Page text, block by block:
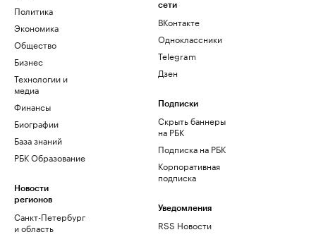
Политика
Экономика
Общество
Бизнес
Технологии и
медиа
Финансы
Биографии
База знаний
РБК Образование
Новости
регионов
Санкт-Петербург
и область
сети
ВКонтакте
Одноклассники
Telegram
Дзен
Подписки
Скрыть баннеры
на РБК
Подписка на РБК
Корпоративная
подписка
Уведомления
RSS Новости